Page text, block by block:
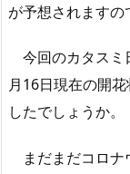
が予想されますの
今回のカタスミ
月16日現在の開
したでしょうか。
まだまだコロナ